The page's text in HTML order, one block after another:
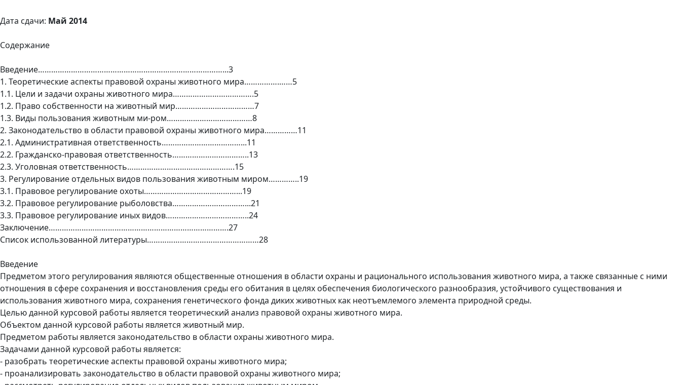
Дата сдачи: Май 2014
Содержание
Введение…………………………………………………………………………...3
1. Теоретические аспекты правовой охраны животного мира…………….……5
1.1. Цели и задачи охраны животного мира……………………………….5
1.2. Право собственности на животный мир………………………………7
1.3. Виды пользования животным ми-ром…………………………………8
2. Законодательство в области правовой охраны животного мира……………11
2.1. Административная ответственность………………………………...11
2.2. Гражданско-правовая ответственность……………………………..13
2.3. Уголовная ответственность………………………………………….15
3. Регулирование отдельных видов пользования животным миром…………..19
3.1. Правовое регулирование охоты……………………………………...19
3.2. Правовое регулирование рыболовства……………………………...21
3.3. Правовое регулирование иных видов………………………………..24
Заключение……………………………………………………………………….27
Список использованной литературы……………………………………………28
Введение
Предметом этого регулирования являются общественные отношения в области охраны и рационального использования животного мира, а также связанные с ними
отношения в сфере сохранения и восстановления среды его обитания в целях обеспечения биологического разнообразия, устойчивого существования и
использования животного мира, сохранения генетического фонда диких животных как неотъемлемого элемента природной среды.
Целью данной курсовой работы является теоретический анализ правовой охраны животного мира.
Объектом данной курсовой работы является животный мир.
Предметом работы является законодательство в области охраны животного мира.
Задачами данной курсовой работы является:
- разобрать теоретические аспекты правовой охраны животного мира;
- проанализировать законодательство в области правовой охраны животного мира;